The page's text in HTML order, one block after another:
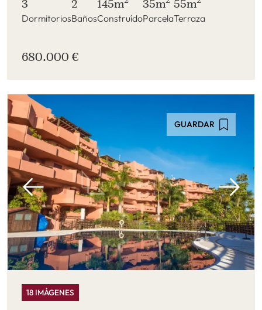
3
Dormitorios
2
Baños
145m
Construído
35m
Parcela
55m
Terraza
680.000 €
GUARDAR
18 IMÁGENES